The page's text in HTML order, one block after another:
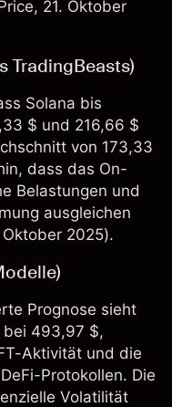
, 21. Oktober
TradingBeasts)
Solana bis
$ und 216,66 $
von 173,33
dass das On-
Belastungen und
ausgleichen
Oktober 2025).
Prognose sieht
bei 493,97 $,
Aktivität und die
Protokollen. Die
Volatilität